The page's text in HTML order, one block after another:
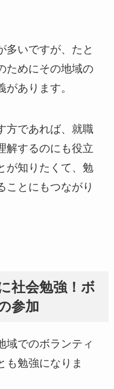
多いですが、たと
ためにその地域の
あります。
方であれば、就職
解するのにも役立
が知りたくて、勉
ことにもつながり
社会勉強！ボ
参加
域でのボランティ
も勉強になりま